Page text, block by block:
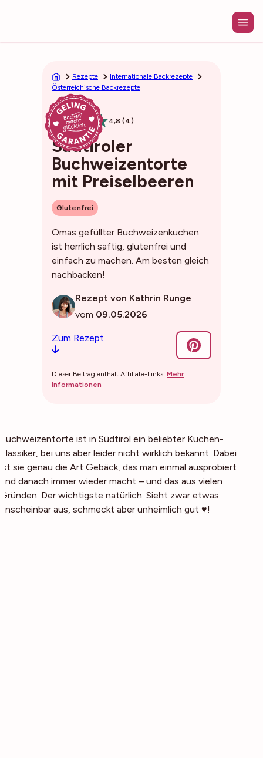
Rezepte
Internationale Backrezepte
Österreichische Backrezepte
1h05min 4,8 (4)
Südtiroler
Buchweizentorte
mit Preiselbeeren
Glutenfrei
Omas gefüllter Buchweizenkuchen
ist herrlich saftig, glutenfrei und
einfach zu machen. Am besten gleich
nachbacken!
Rezept von Kathrin Runge
vom 09.05.2026
Zum Rezept
Dieser Beitrag enthält Affiliate-Links. Mehr
Informationen
Buchweizentorte ist in Südtirol ein beliebter Kuchen-
Klassiker, bei uns aber leider nicht wirklich bekannt. Dabei
ist sie genau die Art Gebäck, das man einmal ausprobiert
und danach immer wieder macht – und das aus vielen
Gründen. Der wichtigste natürlich: Sieht zwar etwas
unscheinbar aus, schmeckt aber unheimlich gut ♥!